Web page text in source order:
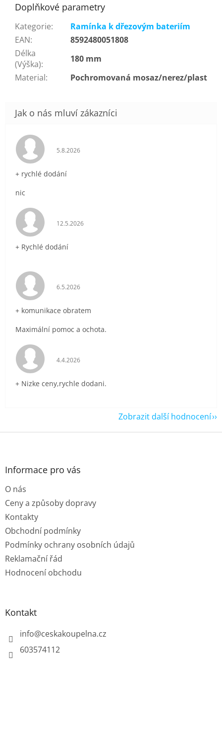
Doplňkové parametry
Kategorie:
Ramínka k dřezovým bateriím
EAN:
8592480051808
Délka
(Výška):
180 mm
Material: Pochromovaná mosaz/nerez/plast
Hodnocení obchodu je 5 z 5 hvězdiček.
5.8.2026
+ rychlé dodání
nic
Hodnocení obchodu je 5 z 5 hvězdiček.
12.5.2026
+ Rychlé dodání
Hodnocení obchodu je 5 z 5 hvězdiček.
6.5.2026
+ komunikace obratem
Maximální pomoc a ochota.
Hodnocení obchodu je 5 z 5 hvězdiček.
4.4.2026
+ Nizke ceny,rychle dodani.
Zobrazit další hodnocení
Z
Informace pro vás
O nás
Ceny a způsoby dopravy
Kontakty
Obchodní podmínky
Podmínky ochrany osobních údajů
Reklamační řád
Hodnocení obchodu
Kontakt
info@ceskakoupelna.cz
603574112